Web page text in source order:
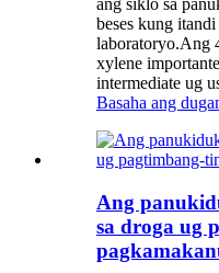
ang siklo sa
beses kung
laboratoryo.Ang
xylene
intermediate ug
Basaha ang
Ang
sa droga ug